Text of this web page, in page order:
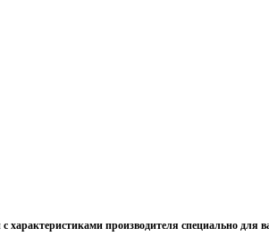
с характеристиками производителя специально для